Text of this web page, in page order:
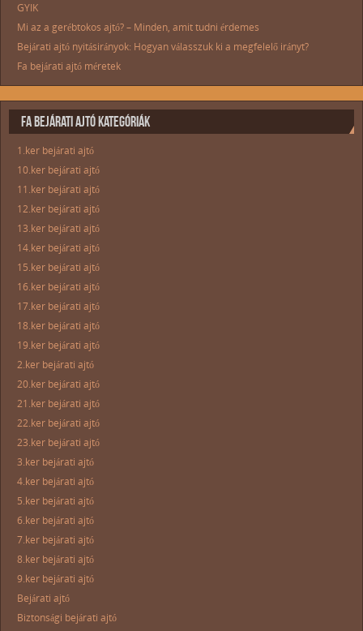
GYIK
Mi az a gerébtokos ajtó? – Minden, amit tudni érdemes
Bejárati ajtó nyitásirányok: Hogyan válasszuk ki a megfelelő irányt?
Fa bejárati ajtó méretek
FA BEJÁRATI AJTÓ KATEGÓRIÁK
1.ker bejárati ajtó
10.ker bejárati ajtó
11.ker bejárati ajtó
12.ker bejárati ajtó
13.ker bejárati ajtó
14.ker bejárati ajtó
15.ker bejárati ajtó
16.ker bejárati ajtó
17.ker bejárati ajtó
18.ker bejárati ajtó
19.ker bejárati ajtó
2.ker bejárati ajtó
20.ker bejárati ajtó
21.ker bejárati ajtó
22.ker bejárati ajtó
23.ker bejárati ajtó
3.ker bejárati ajtó
4.ker bejárati ajtó
5.ker bejárati ajtó
6.ker bejárati ajtó
7.ker bejárati ajtó
8.ker bejárati ajtó
9.ker bejárati ajtó
Bejárati ajtó
Biztonsági bejárati ajtó